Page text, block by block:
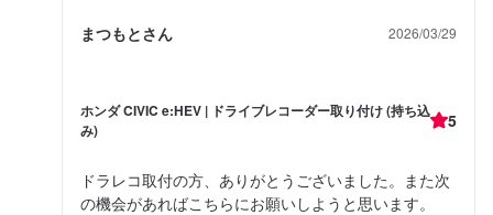
まつもとさん 2026/03/29
ホンダ CIVIC e:HEV | ドライブレコーダー取り付け (持ち込
み)
5
ドラレコ取付の方、ありがとうございました。また次
の機会があればこちらにお願いしようと思います。